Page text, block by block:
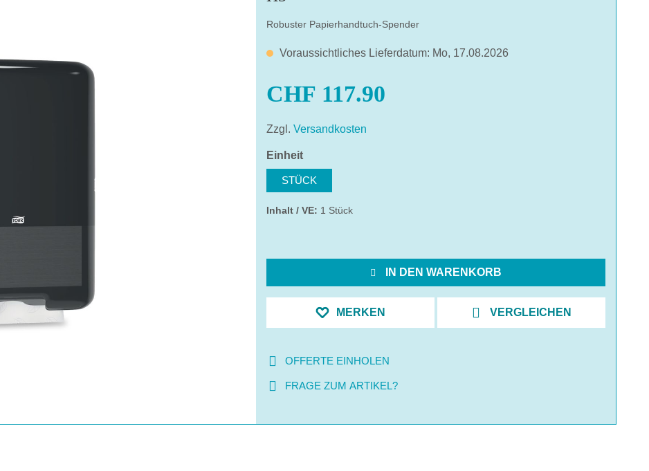
Robuster Papierhandtuch-Spender
Voraussichtliches Lieferdatum: Mo, 17.08.2026
CHF 117.90
Zzgl. Versandkosten
Einheitauswählen
STÜCK
Inhalt / VE: 1 Stück
IN DEN WARENKORB
MERKEN VERGLEICHEN
OFFERTE EINHOLEN
FRAGE ZUM ARTIKEL?